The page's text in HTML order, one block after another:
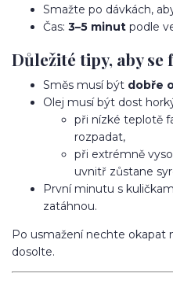
Smažte po dávkách,
Čas: 3–5 minut podle
Důležité tipy, aby
Směs musí být dobře
Olej musí být dost
při nízké teplotě
rozpadat,
při extrémně
uvnitř zůstane
První minutu s
zatáhnou.
Po usmažení nechte okapat
dosolte.